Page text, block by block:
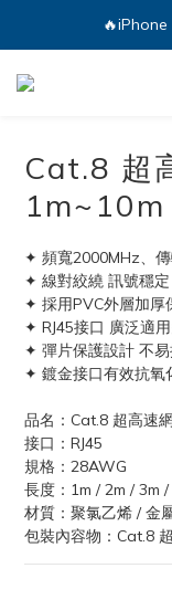
💕加
Cat.8 超
✦ 頻寬2000MHz、
✦ 線對絞繞 訊號穩定
✦ 採用PVC外層加厚
✦ RJ45接口 廣泛適
✦ 彈片保護設計 不易
✦ 鍍金接口有效抗氧
品名：Cat.8 超高速
接口：RJ45
規格：28AWG
長度：1m / 2m / 3m
材質：聚氯乙烯 / 金
包裝內容物：Cat.8